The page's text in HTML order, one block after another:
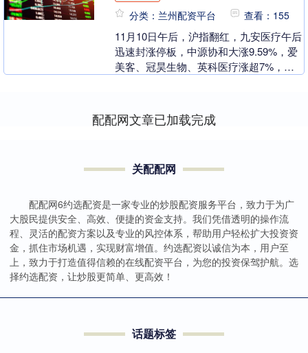
分类：兰州配资平台 查看：155
11月10日午后，沪指翻红，九安医疗午后
迅速封涨停板，中源协和大涨9.59%，爱
美客、冠昊生物、英科医疗涨超7%，澳
配配网文章已加载完成
关配配网
配配网6约选配资是一家专业的炒股配资服务平台，致力于为广
大股民提供安全、高效、便捷的资金支持。我们凭借透明的操作流
程、灵活的配资方案以及专业的风控体系，帮助用户轻松扩大投资资
金，抓住市场机遇，实现财富增值。约选配资以诚信为本，用户至
上，致力于打造值得信赖的在线配资平台，为您的投资保驾护航。选
择约选配资，让炒股更简单、更高效！
话题标签